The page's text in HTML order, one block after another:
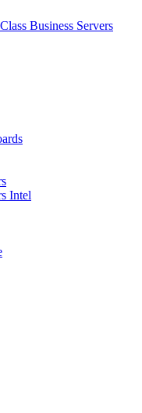
Business Servers
Intel